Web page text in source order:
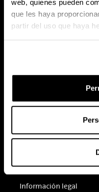
web, quienes pueden
que les haya
partir del uso que haya
Sede electrónica
Información legal